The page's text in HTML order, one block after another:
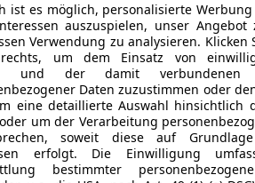
ist es möglich, personalisierte
auszuspielen, unser Angebot
Verwendung zu analysieren. Klicken
um dem Einsatz von
und der damit verbundenen
Daten zuzustimmen oder
eine detaillierte Auswahl hinsichtlich
um der Verarbeitung
soweit diese auf
erfolgt. Die Einwilligung
bestimmter